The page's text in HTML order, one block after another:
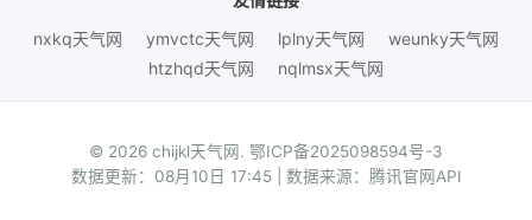
nxkq天气网
ymvctc天气网 lplny天气网
weunky天气网
htzhqd天气网
nqlmsx天气网
© 2026 chijkl天气网. 鄂ICP备2025098594号-3
数据更新：08月10日 17:45 | 数据来源：腾讯官网API